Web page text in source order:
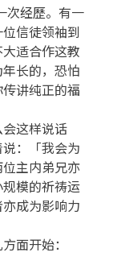
次经歷。有一
信徒领袖到
适合作这教
长的，恐怕
讲纯正的福
这样说话
：「我会为
主内弟兄亦
模的祈祷运
成为影响力
面开始：